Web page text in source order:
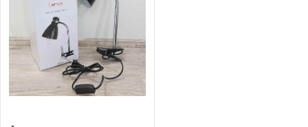
n
í
Abecedně
i
s